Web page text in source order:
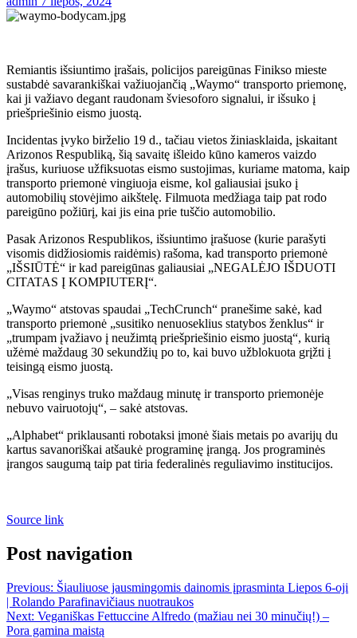
Remiantis išsiuntimo įrašais, policijos pareigūnas Finikso mieste
sustabdė savarankiškai važiuojančią „Waymo“ transporto priemonę,
kai ji važiavo degant raudonam šviesoforo signalui, ir išsuko į
priešpriešinio eismo juostą.
Incidentas įvyko birželio 19 d., tačiau vietos žiniasklaida, įskaitant
Arizonos Respubliką, šią savaitę išleido kūno kameros vaizdo
įrašus, kuriuose užfiksuotas eismo sustojimas, kuriame matoma, kaip
transporto priemonė vingiuoja eisme, kol galiausiai įsuko į
automobilių stovėjimo aikštelę. Filmuota medžiaga taip pat rodo
pareigūno požiūrį, kai jis eina prie tuščio automobilio.
Pasak Arizonos Respublikos, išsiuntimo įrašuose (kurie parašyti
visomis didžiosiomis raidėmis) rašoma, kad transporto priemonė
„IŠSIŪTĖ“ ir kad pareigūnas galiausiai „NEGALĖJO IŠDUOTI
CITATAS Į KOMPIUTERĮ“.
„Waymo“ atstovas spaudai „TechCrunch“ pranešime sakė, kad
transporto priemonė „susitiko nenuoseklius statybos ženklus“ ir
„trumpam įvažiavo į neužimtą priešpriešinio eismo juostą“, kurią
užėmė maždaug 30 sekundžių po to, kai buvo užblokuota grįžti į
teisingą eismo juostą.
„Visas renginys truko maždaug minutę ir transporto priemonėje
nebuvo vairuotojų“, – sakė atstovas.
„Alphabet“ priklausanti robotaksi įmonė šiais metais po avarijų du
kartus savanoriškai atšaukė programinę įrangą. Jos programinės
įrangos saugumą taip pat tiria federalinės reguliavimo institucijos.
Source link
Post navigation
Previous: Šiauliuose jausmingomis dainomis įprasminta Liepos 6-oji
| Rolando Parafinavičiaus nuotraukos
Next: Veganiškas Fettuccine Alfredo (mažiau nei 30 minučių!) –
Pora gamina maistą